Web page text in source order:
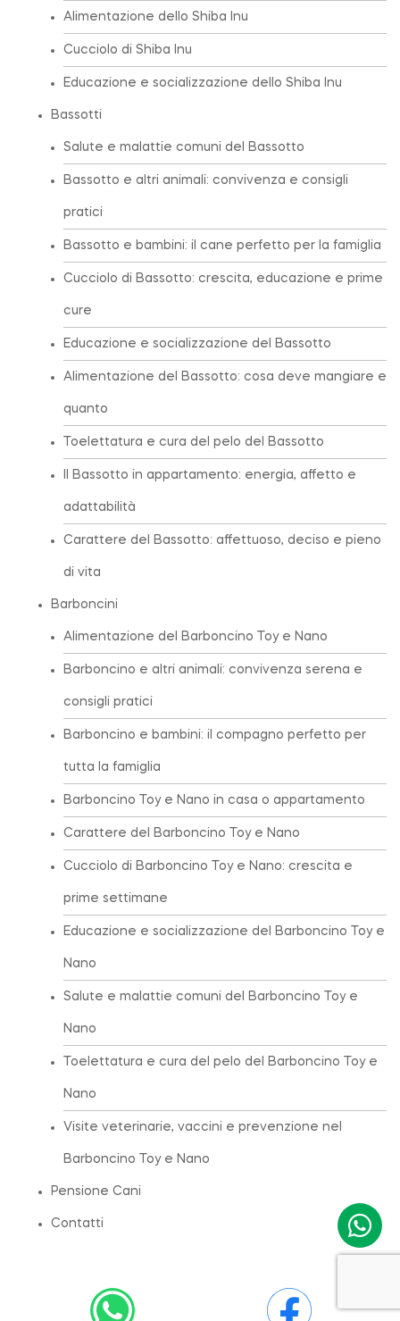
Alimentazione dello Shiba Inu
Cucciolo di Shiba Inu
Educazione e socializzazione dello Shiba Inu
Bassotti
Salute e malattie comuni del Bassotto
Bassotto e altri animali: convivenza e consigli
pratici
Bassotto e bambini: il cane perfetto per la famiglia
Cucciolo di Bassotto: crescita, educazione e prime
cure
Educazione e socializzazione del Bassotto
Alimentazione del Bassotto: cosa deve mangiare e
quanto
Toelettatura e cura del pelo del Bassotto
Il Bassotto in appartamento: energia, affetto e
adattabilità
Carattere del Bassotto: affettuoso, deciso e pieno
di vita
Barboncini
Alimentazione del Barboncino Toy e Nano
Barboncino e altri animali: convivenza serena e
consigli pratici
Barboncino e bambini: il compagno perfetto per
tutta la famiglia
Barboncino Toy e Nano in casa o appartamento
Carattere del Barboncino Toy e Nano
Cucciolo di Barboncino Toy e Nano: crescita e
prime settimane
Educazione e socializzazione del Barboncino Toy e
Nano
Salute e malattie comuni del Barboncino Toy e
Nano
Toelettatura e cura del pelo del Barboncino Toy e
Nano
Visite veterinarie, vaccini e prevenzione nel
Barboncino Toy e Nano
Pensione Cani
Contatti